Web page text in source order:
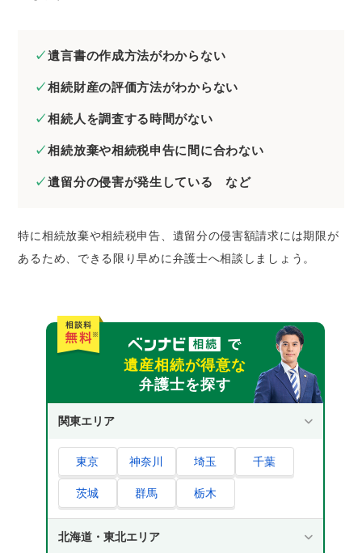
遺言書の作成方法がわからない
相続財産の評価方法がわからない
相続人を調査する時間がない
相続放棄や相続税申告に間に合わない
遺留分の侵害が発生している など
特に相続放棄や相続税申告、遺留分の侵害額請求には期限が
あるため、できる限り早めに弁護士へ相談しましょう。
遺産相続が得意な
弁護士を探す
関東エリア
東京 神奈川 埼玉 千葉
茨城 群馬 栃木
北海道・東北エリア